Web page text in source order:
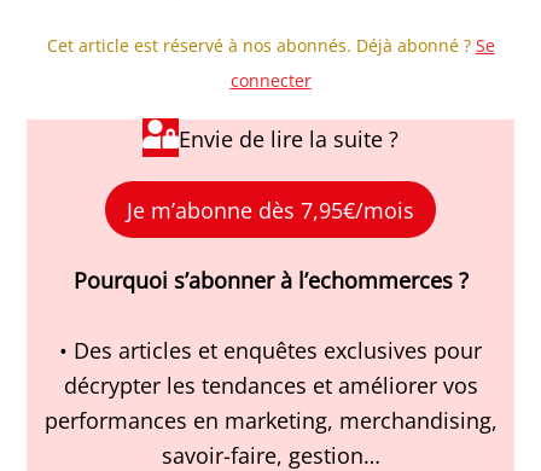
Cet article est réservé à nos abonnés. Déjà abonné ? Se
connecter
Envie de lire la suite ?
Je m’abonne dès 7,95€/mois
Pourquoi s’abonner à l’echommerces ?
• Des articles et enquêtes exclusives pour
décrypter les tendances et améliorer vos
performances en marketing, merchandising,
savoir-faire, gestion…